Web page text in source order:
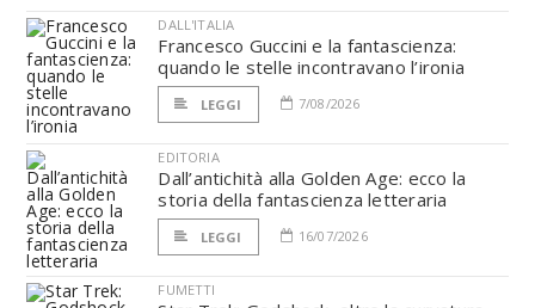
DALL'ITALIA
Francesco Guccini e la fantascienza:
quando le stelle incontravano l’ironia
LEGGI 7/08/2026
EDITORIA
Dall’antichità alla Golden Age: ecco la
storia della fantascienza letteraria
LEGGI 16/07/2026
FUMETTI